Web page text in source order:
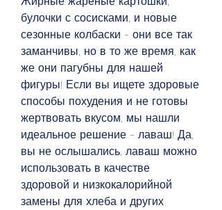
булочки с сосисками, и новые
сезонные колбаски - они все так
заманчивы, но в то же время, как
же они пагубны для нашей
фигуры! Если вы ищете здоровые
способы похудения и не готовы
жертвовать вкусом, мы нашли
идеальное решение - лаваш! Да,
вы не ослышались, лаваш можно
использовать в качестве
здоровой и низкокалорийной
замены для хлеба и других